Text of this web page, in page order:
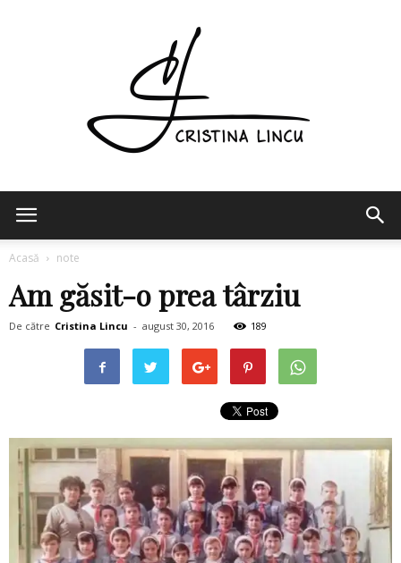
Lincu
Acasă note
Am găsit-o prea târziu
De către Cristina Lincu - august 30, 2016 189